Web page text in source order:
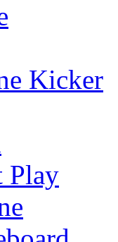
Kicker
Play